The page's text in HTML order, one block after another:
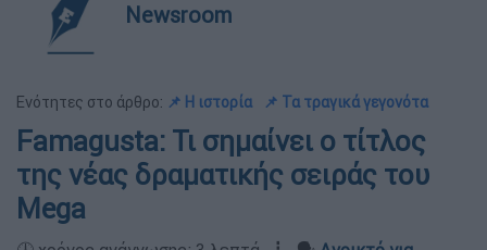
Newsroom
Ενότητες στο άρθρο: 📌 Η ιστορία 📌 Τα τραγικά γεγονότα
Famagusta: Τι σημαίνει ο τίτλος
της νέας δραματικής σειράς του
Mega